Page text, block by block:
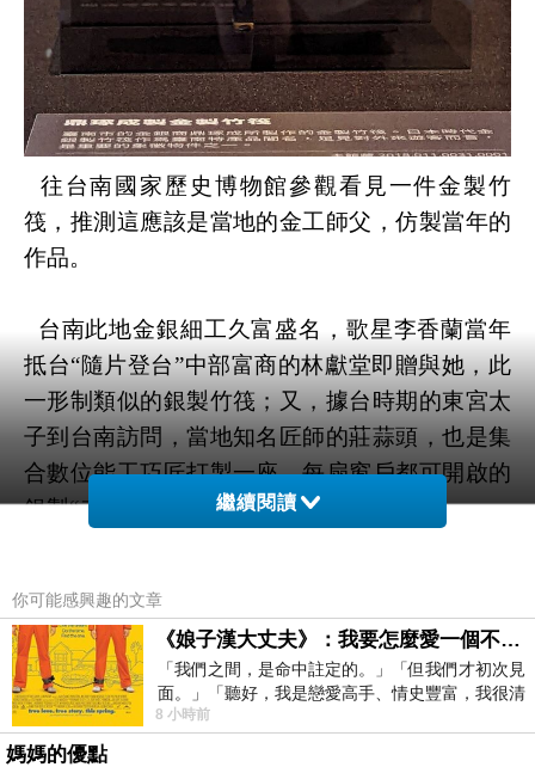
往台南國家歷史博物館參觀看見一件金製竹
筏，推測這應該是當地的金工師父 ，仿製當年的
作品。
台南此地金銀細工久富盛名，歌星李香蘭當年
抵台“隨片登台”中部富商的林獻堂即贈與她，此
一形制類似的銀製竹筏；又，據台時期的東宮太
子到台南訪問，當地知名匠師的莊蒜頭，也是集
合數位能工巧匠打製一座，每扇窗戶都可開啟的
銀製“赤崁樓”送給了後來即位的昭和天皇。
繼續閱讀
你可能感興趣的文章
《娘子漢大丈夫》：我要怎麼愛一個不存在的人？
「我們之間，是命中註定的。」「但我們才初次見
面。」「聽好，我是戀愛高手、情史豐富，我很清
楚這種感覺，你我之間的那種感覺，現
8 小時前
媽媽的優點